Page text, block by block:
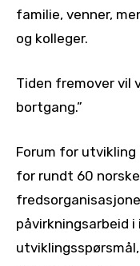
familie, venner,
og kolleger.
Tiden fremover vil
bortgang.”
Forum for
for rundt 60
påvirkningsarbeid